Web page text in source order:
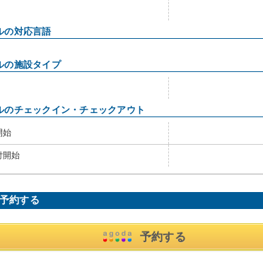
の対応言語
の施設タイプ
のチェックイン・チェックアウト
始
開始
約する
予約する